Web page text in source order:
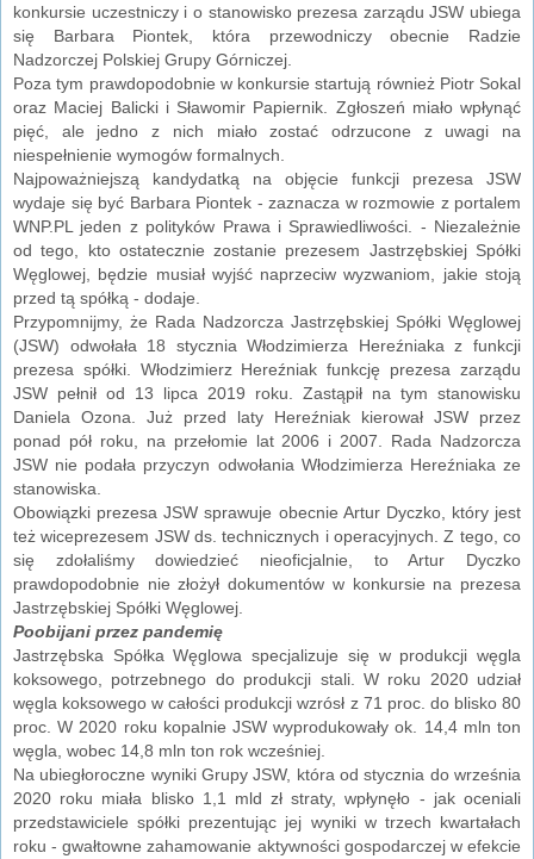
konkursie uczestniczy i o stanowisko prezesa zarządu JSW ubiega
się Barbara Piontek, która przewodniczy obecnie Radzie
Nadzorczej Polskiej Grupy Górniczej.
Poza tym prawdopodobnie w konkursie startują również Piotr Sokal
oraz Maciej Balicki i Sławomir Papiernik. Zgłoszeń miało wpłynąć
pięć, ale jedno z nich miało zostać odrzucone z uwagi na
niespełnienie wymogów formalnych.
Najpoważniejszą kandydatką na objęcie funkcji prezesa JSW
wydaje się być Barbara Piontek - zaznacza w rozmowie z portalem
WNP.PL jeden z polityków Prawa i Sprawiedliwości. - Niezależnie
od tego, kto ostatecznie zostanie prezesem Jastrzębskiej Spółki
Węglowej, będzie musiał wyjść naprzeciw wyzwaniom, jakie stoją
przed tą spółką - dodaje.
Przypomnijmy, że Rada Nadzorcza Jastrzębskiej Spółki Węglowej
(JSW) odwołała 18 stycznia Włodzimierza Hereźniaka z funkcji
prezesa spółki. Włodzimierz Hereźniak funkcję prezesa zarządu
JSW pełnił od 13 lipca 2019 roku. Zastąpił na tym stanowisku
Daniela Ozona. Już przed laty Hereźniak kierował JSW przez
ponad pół roku, na przełomie lat 2006 i 2007. Rada Nadzorcza
JSW nie podała przyczyn odwołania Włodzimierza Hereźniaka ze
stanowiska.
Obowiązki prezesa JSW sprawuje obecnie Artur Dyczko, który jest
też wiceprezesem JSW ds. technicznych i operacyjnych. Z tego, co
się zdołaliśmy dowiedzieć nieoficjalnie, to Artur Dyczko
prawdopodobnie nie złożył dokumentów w konkursie na prezesa
Jastrzębskiej Spółki Węglowej.
Poobijani przez pandemię
Jastrzębska Spółka Węglowa specjalizuje się w produkcji węgla
koksowego, potrzebnego do produkcji stali. W roku 2020 udział
węgla koksowego w całości produkcji wzrósł z 71 proc. do blisko 80
proc. W 2020 roku kopalnie JSW wyprodukowały ok. 14,4 mln ton
węgla, wobec 14,8 mln ton rok wcześniej.
Na ubiegłoroczne wyniki Grupy JSW, która od stycznia do września
2020 roku miała blisko 1,1 mld zł straty, wpłynęło - jak oceniali
przedstawiciele spółki prezentując jej wyniki w trzech kwartałach
roku - gwałtowne zahamowanie aktywności gospodarczej w efekcie